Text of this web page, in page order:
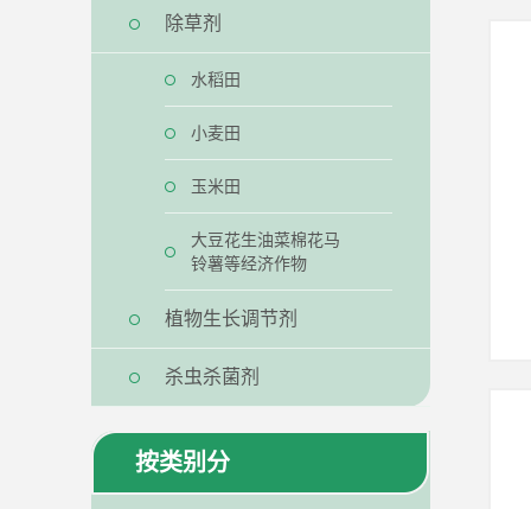
除草剂
水稻田
小麦田
玉米田
大豆花生油菜棉花马
铃薯等经济作物
植物生长调节剂
杀虫杀菌剂
按类别分